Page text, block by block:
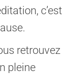
c’est
retrouvez
pleine